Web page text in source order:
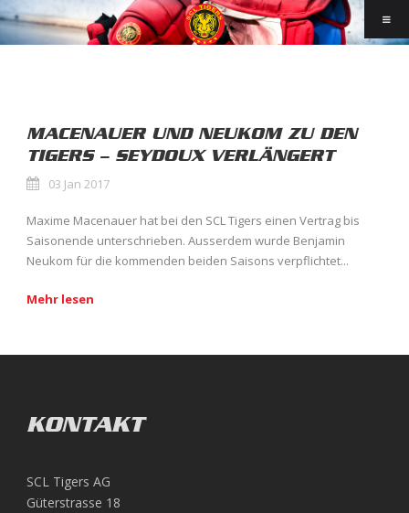
MACENAUER UND NEUKOM ZU DEN
TIGERS – SEYDOUX VERLÄNGERT
03 Jan 2017
Maxime Macenauer hat bei den SCL Tigers einen Vertrag bis
Saisonende unterschrieben. Ausserdem wurde Benjamin
Neukom für die kommenden beiden Saisons verpflichtet...
Mehr lesen
KONTAKT
SCL Tigers AG
Güterstrasse 18